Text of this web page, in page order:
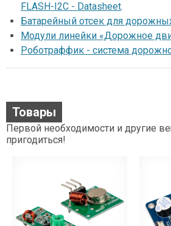
FLASH-I2C - Datasheet.
Батарейный отсек для
Модули линейки «Дорожное
Роботраффик - система
Товары
Первой необходимости и другие
пригодиться!